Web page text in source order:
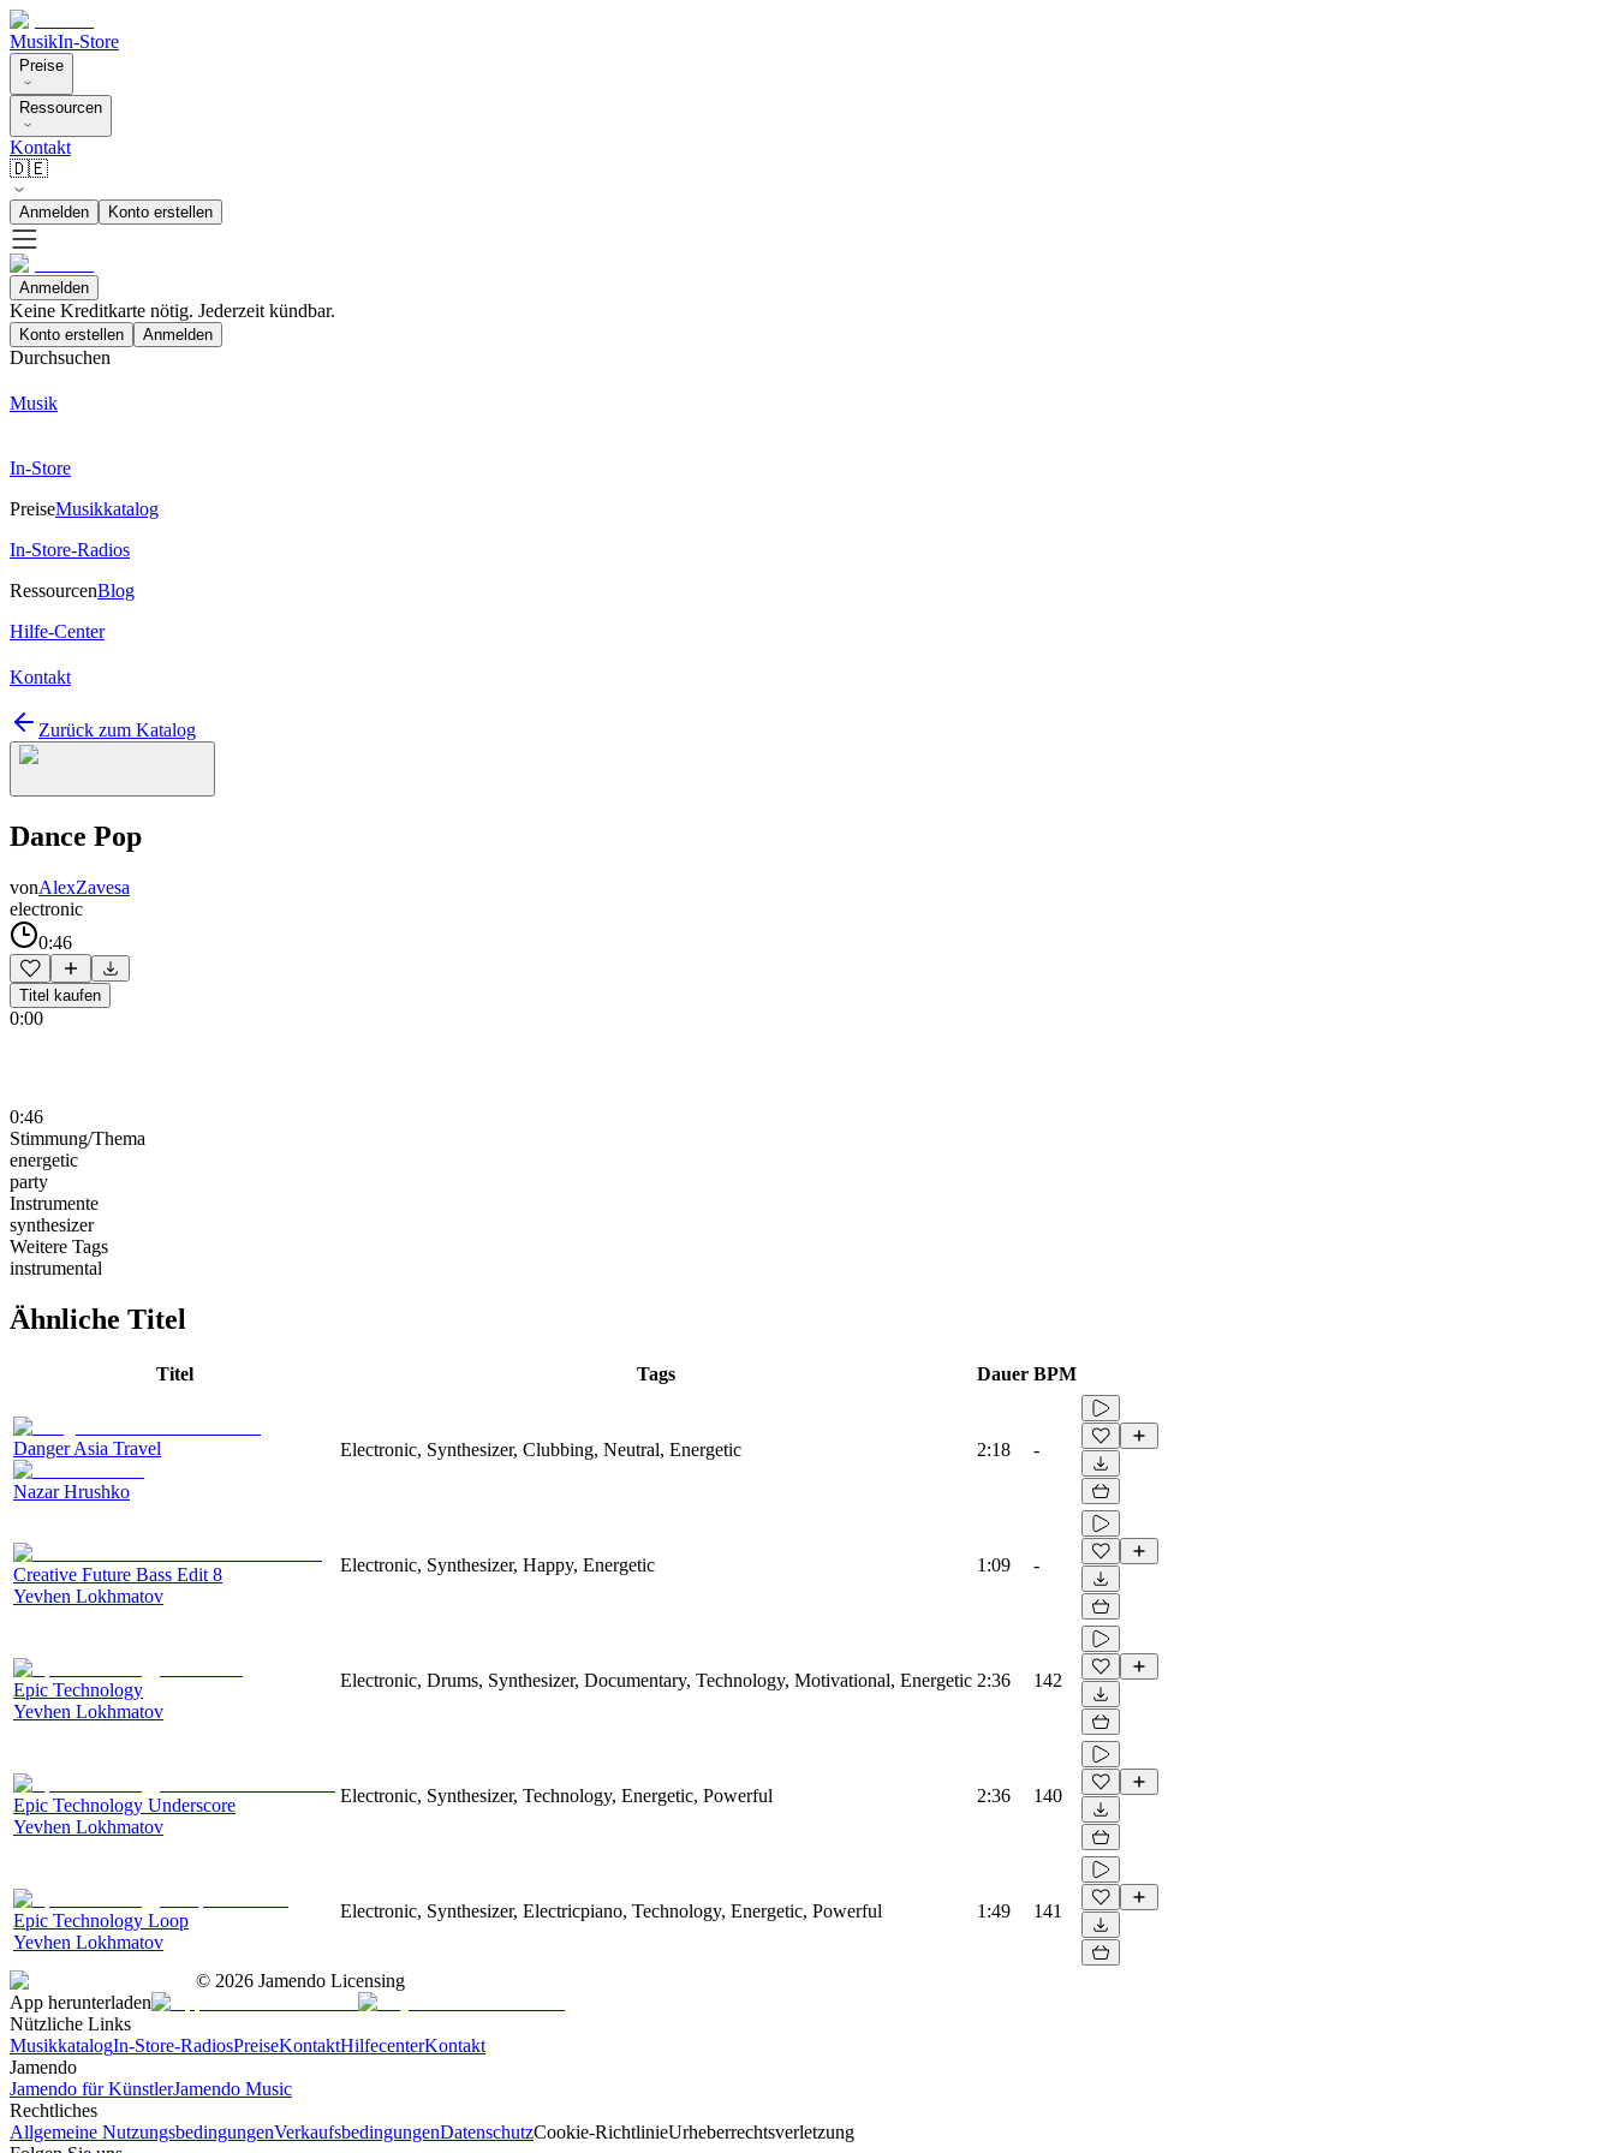
MusikIn-Store
Preise
Ressourcen
Kontakt
🇩🇪
Anmelden Konto erstellen
Anmelden
Keine Kreditkarte nötig. Jederzeit kündbar.
Konto erstellen Anmelden
Durchsuchen
Musik
In-Store
PreiseMusikkatalog
In-Store-Radios
RessourcenBlog
Hilfe-Center
Kontakt
Zurück zum Katalog
Dance Pop
vonAlexZavesa
electronic
0:46
Titel kaufen
0:00
0:46
Stimmung/Thema
energetic
party
Instrumente
synthesizer
Weitere Tags
instrumental
Ähnliche Titel
Titel Tags Dauer BPM
Danger Asia Travel
Nazar Hrushko
Electronic, Synthesizer, Clubbing, Neutral, Energetic 2:18 -
Creative Future Bass Edit 8
Yevhen Lokhmatov
Electronic, Synthesizer, Happy, Energetic 1:09 -
Epic Technology
Yevhen Lokhmatov
Electronic, Drums, Synthesizer, Documentary, Technology, Motivational, Energetic 2:36 142
Epic Technology Underscore
Yevhen Lokhmatov
Electronic, Synthesizer, Technology, Energetic, Powerful 2:36 140
Epic Technology Loop
Yevhen Lokhmatov
Electronic, Synthesizer, Electricpiano, Technology, Energetic, Powerful 1:49 141
© 2026 Jamendo Licensing
App herunterladen
Nützliche Links
MusikkatalogIn-Store-RadiosPreiseKontaktHilfecenterKontakt
Jamendo
Jamendo für KünstlerJamendo Music
Rechtliches
Allgemeine NutzungsbedingungenVerkaufsbedingungenDatenschutzCookie-RichtlinieUrheberrechtsverletzung